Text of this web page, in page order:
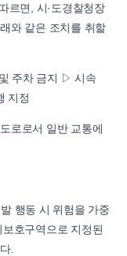
르면, 시·도경찰청장
와 같은 조치를 취할
주차 금지 ▷ 시속
지정
로로서 일반 교통에
행동 시 위험을 가중
호구역으로 지정된
.